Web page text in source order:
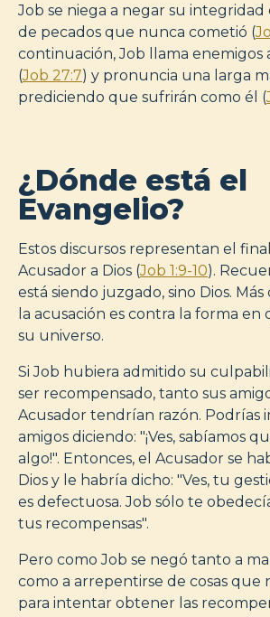
Job se niega a negar su integridad
de pecados que nunca cometió (
continuación, Job llama enemigos
(Job 27:7) y pronuncia una larga
prediciendo que sufrirán como él (
¿Dónde está el
Evangelio?
Estos discursos representan el
Acusador a Dios (Job 1:9-10).
está siendo juzgado, sino Dios.
la acusación es contra la forma en
su universo.
Si Job hubiera admitido su
ser recompensado, tanto sus
Acusador tendrían razón. Podrías
amigos diciendo: "¡Ves, sabíamos
algo!". Entonces, el Acusador se
Dios y le habría dicho: "Ves, tu
es defectuosa. Job sólo te
tus recompensas".
Pero como Job se negó tanto a
como a arrepentirse de cosas que
para intentar obtener las